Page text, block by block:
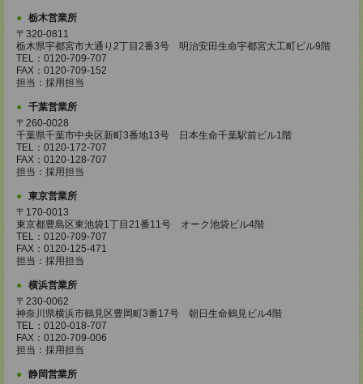
栃木営業所
〒320-0811
栃木県宇都宮市大通り2丁目2番3号 明治安田生命宇都宮大工町ビル9階
TEL：0120-709-707
FAX：0120-709-152
担当：採用担当
千葉営業所
〒260-0028
千葉県千葉市中央区新町3番地13号 日本生命千葉駅前ビル1階
TEL：0120-172-707
FAX：0120-128-707
担当：採用担当
東京営業所
〒170-0013
東京都豊島区東池袋1丁目21番11号 オーク池袋ビル4階
TEL：0120-709-707
FAX：0120-125-471
担当：採用担当
横浜営業所
〒230-0062
神奈川県横浜市鶴見区豊岡町3番17号 朝日生命鶴見ビル4階
TEL：0120-018-707
FAX：0120-709-006
担当：採用担当
静岡営業所